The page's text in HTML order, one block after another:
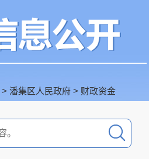
> 潘集区人民政府 > 财政资金